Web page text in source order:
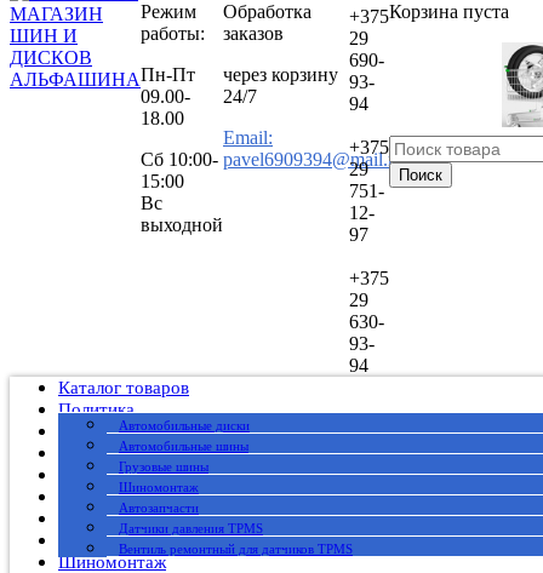
Режим
работы:
Пн-Пт
09.00-
18.00
Сб 10:00-
15:00
Вс
выходной
Обработка
заказов
через корзину
24/7
Email:
pavel6909394@mail.ru
+375
29
690-
93-
94
+375
29
751-
12-
97
+375
29
630-
93-
94
Корзина пуста
Поиск
Каталог товаров
Автомобильные диски
Автомобильные шины
Грузовые шины
Шиномонтаж
Автозапчасти
Датчики давления TPMS
Вентиль ремонтный для датчиков TPMS
Политика
Публичный договор
О нас
Оплата
Доставка
Вакансии
Гарантия
Шиномонтаж